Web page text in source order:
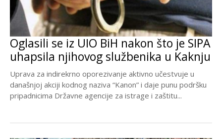
Oglasili se iz UIO BiH nakon što je SIPA
uhapsila njihovog službenika u Kaknju
Uprava za indirekrno oporezivanje aktivno učestvuje u
današnjoj akciji kodnog naziva “Kanon” i daje punu podršku
pripadnicima Državne agencije za istrage i zaštitu...